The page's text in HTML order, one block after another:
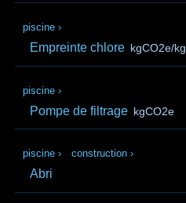
piscine ›
Empreinte chlore kgCO2e/kg
piscine ›
Pompe de filtrage kgCO2e
piscine › construction ›
Abri